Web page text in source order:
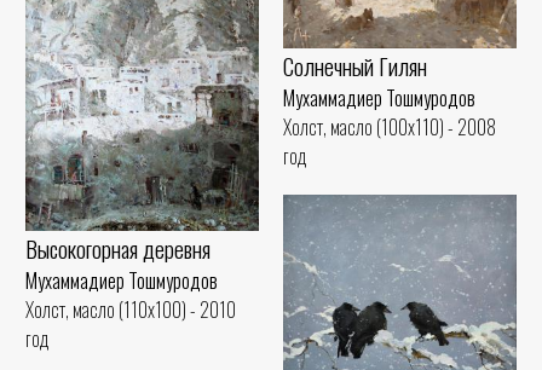
Солнечный Гилян
Мухаммадиер Тошмуродов
Холст, масло (100x110) - 2008
год
Высокогорная деревня
Мухаммадиер Тошмуродов
Холст, масло (110x100) - 2010
год